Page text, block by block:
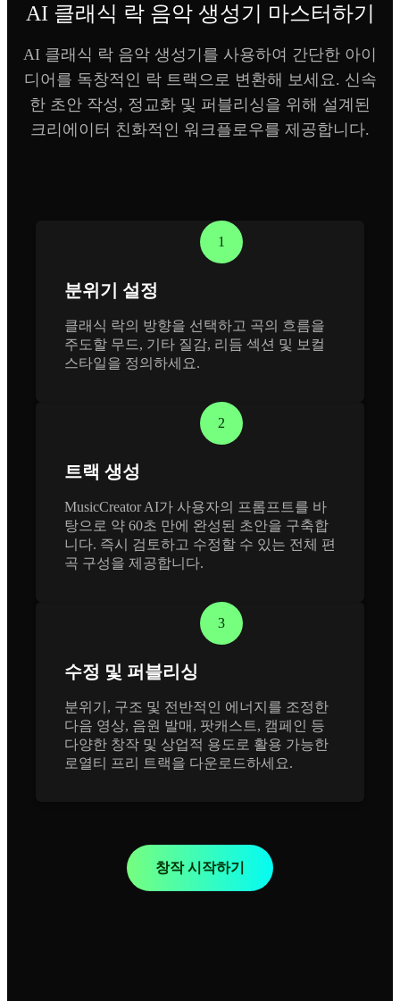
AI 클래식 락 음악 생성기 마스터하기
AI 클래식 락 음악 생성기를 사용하여 간단한 아이
디어를 독창적인 락 트랙으로 변환해 보세요. 신속
한 초안 작성, 정교화 및 퍼블리싱을 위해 설계된
크리에이터 친화적인 워크플로우를 제공합니다.
1
분위기 설정
클래식 락의 방향을 선택하고 곡의 흐름을
주도할 무드, 기타 질감, 리듬 섹션 및 보컬
스타일을 정의하세요.
2
트랙 생성
MusicCreator AI가 사용자의 프롬프트를 바
탕으로 약 60초 만에 완성된 초안을 구축합
니다. 즉시 검토하고 수정할 수 있는 전체 편
곡 구성을 제공합니다.
3
수정 및 퍼블리싱
분위기, 구조 및 전반적인 에너지를 조정한
다음 영상, 음원 발매, 팟캐스트, 캠페인 등
다양한 창작 및 상업적 용도로 활용 가능한
로열티 프리 트랙을 다운로드하세요.
창작 시작하기